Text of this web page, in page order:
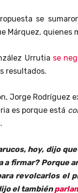
se
Márquez, quienes
Urrutia se
resultados.
Jorge Rodríguez
es porque está
hoy, dijo
a firmar? Porque
revolcarlos el
el también